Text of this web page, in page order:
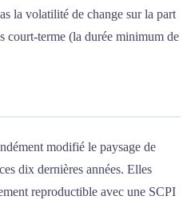
la volatilité de change sur la part
court-terme (la durée minimum de
modifié le paysage de
dix dernières années. Elles
reproductible avec une SCPI